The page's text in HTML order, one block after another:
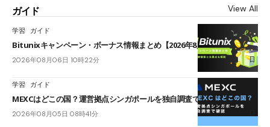
ガイド View All
学習 ガイド
Bitunixキャンペーン・ボーナス情報まとめ【2026年8月最新】
2026年08月06日 10時22分
学習 ガイド
MEXCはどこの国？運営拠点シンガポールを独自調査で確認
2026年08月05日 08時41分